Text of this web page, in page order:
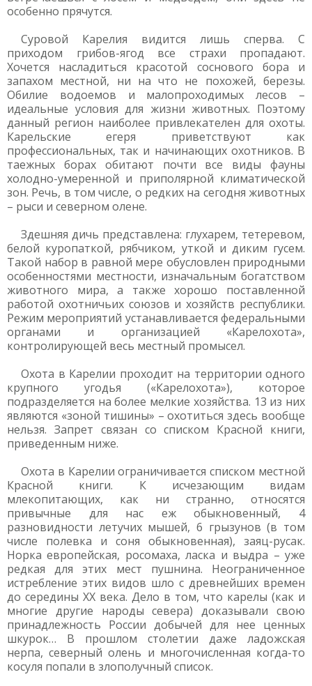
особенно прячутся.
Суровой Карелия видится лишь сперва. С
приходом грибов-ягод все страхи пропадают.
Хочется насладиться красотой соснового бора и
запахом местной, ни на что не похожей, березы.
Обилие водоемов и малопроходимых лесов –
идеальные условия для жизни животных. Поэтому
данный регион наиболее привлекателен для охоты.
Карельские егеря приветствуют как
профессиональных, так и начинающих охотников. В
таежных борах обитают почти все виды фауны
холодно-умеренной и приполярной климатической
зон. Речь, в том числе, о редких на сегодня животных
– рыси и северном олене.
Здешняя дичь представлена: глухарем, тетеревом,
белой куропаткой, рябчиком, уткой и диким гусем.
Такой набор в равной мере обусловлен природными
особенностями местности, изначальным богатством
животного мира, а также хорошо поставленной
работой охотничьих союзов и хозяйств республики.
Режим мероприятий устанавливается федеральными
органами и организацией «Карелохота»,
контролирующей весь местный промысел.
Охота в Карелии проходит на территории одного
крупного угодья («Карелохота»), которое
подразделяется на более мелкие хозяйства. 13 из них
являются «зоной тишины» – охотиться здесь вообще
нельзя. Запрет связан со списком Красной книги,
приведенным ниже.
Охота в Карелии ограничивается списком местной
Красной книги. К исчезающим видам
млекопитающих, как ни странно, относятся
привычные для нас еж обыкновенный, 4
разновидности летучих мышей, 6 грызунов (в том
числе полевка и соня обыкновенная), заяц-русак.
Норка европейская, росомаха, ласка и выдра – уже
редкая для этих мест пушнина. Неограниченное
истребление этих видов шло с древнейших времен
до середины ХХ века. Дело в том, что карелы (как и
многие другие народы севера) доказывали свою
принадлежность России добычей для нее ценных
шкурок… В прошлом столетии даже ладожская
нерпа, северный олень и многочисленная когда-то
косуля попали в злополучный список.